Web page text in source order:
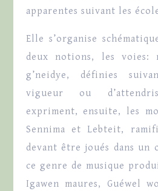
apparentes suivant les
Elle s’organise
deux notions, les voies:
g’neidye, définies
vigueur ou
expriment, ensuite, les
Sennima et Lebteit,
devant être joués dans un
ce genre de musique
Igawen maures, Guéwel